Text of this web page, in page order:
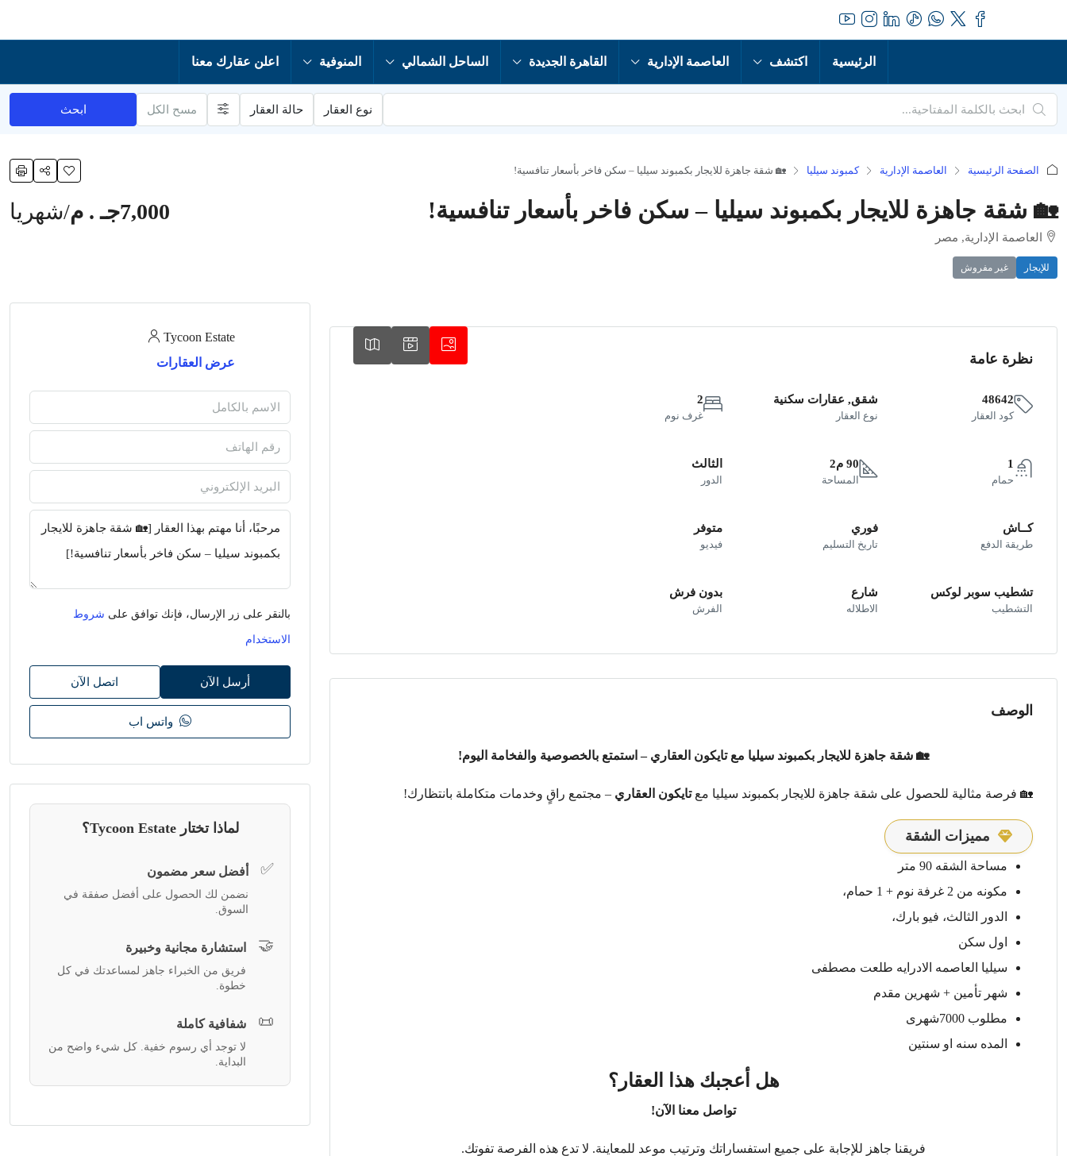
الرئيسية اكتشف العاصمة الإدارية القاهرة الجديدة الساحل الشمالي المنوفية اعلن عقارك معنا
نوع العقار حالة العقار مسح الكل ابحث
الصفحة الرئيسية العاصمة الإدارية كمبوند سيليا 🏡 شقة جاهزة للايجار بكمبوند سيليا – سكن فاخر بأسعار تنافسية!
🏡 شقة جاهزة للايجار بكمبوند سيليا – سكن فاخر بأسعار تنافسية!
العاصمة الإدارية, مصر
للإيجار غير مفروش
7,000جـ . م /شهريا
نظرة عامة
48642
كود العقار
شقق, عقارات سكنية
نوع العقار
2
غرف نوم
1
حمام
90 م2
المساحة
الثالث
الدور
كــاش
طريقة الدفع
فوري
تاريخ التسليم
متوفر
فيديو
تشطيب سوبر لوكس
التشطيب
شارع
الاطلاله
بدون فرش
الفرش
الوصف
🏡 شقة جاهزة للايجار بكمبوند سيليا مع تايكون العقاري – استمتع بالخصوصية والفخامة اليوم!
🏡 فرصة مثالية للحصول على شقة جاهزة للايجار بكمبوند سيليا معتايكون العقاري – مجتمع راقٍ وخدمات متكاملة بانتظارك!
مميزات الشقة
مساحة الشقه 90 متر
مكونه من 2 غرفة نوم + 1 حمام،
الدور الثالث، فيو بارك،
اول سكن
سيليا العاصمه الادرايه طلعت مصطفى
شهر تأمين + شهرين مقدم
مطلوب 7000شهرى
المده سنه او سنتين
هل أعجبك هذا العقار؟
تواصل معنا الآن!
فريقنا جاهز للإجابة على جميع استفساراتك وترتيب موعد للمعاينة. لا تدع هذه الفرصة تفوتك.
Tycoon Estate
عرض العقارات
بالنقر على زر الإرسال، فإنك توافق على شروط
الاستخدام
أرسل الآن اتصل الآن
واتس اب
لماذا تختار Tycoon Estate؟
✅ أفضل سعر مضمون
نضمن لك الحصول على أفضل صفقة في
السوق.
🤝 استشارة مجانية وخبيرة
فريق من الخبراء جاهز لمساعدتك في كل
خطوة.
📜 شفافية كاملة
لا توجد أي رسوم خفية. كل شيء واضح من
البداية.